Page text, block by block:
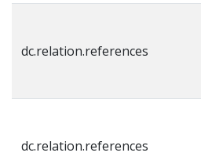
dc.relation.references
dc.relation.references